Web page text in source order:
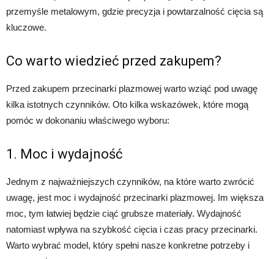
przemyśle metalowym, gdzie precyzja i powtarzalność cięcia są
kluczowe.
Co warto wiedzieć przed zakupem?
Przed zakupem przecinarki plazmowej warto wziąć pod uwagę
kilka istotnych czynników. Oto kilka wskazówek, które mogą
pomóc w dokonaniu właściwego wyboru:
1. Moc i wydajność
Jednym z najważniejszych czynników, na które warto zwrócić
uwagę, jest moc i wydajność przecinarki plazmowej. Im większa
moc, tym łatwiej będzie ciąć grubsze materiały. Wydajność
natomiast wpływa na szybkość cięcia i czas pracy przecinarki.
Warto wybrać model, który spełni nasze konkretne potrzeby i